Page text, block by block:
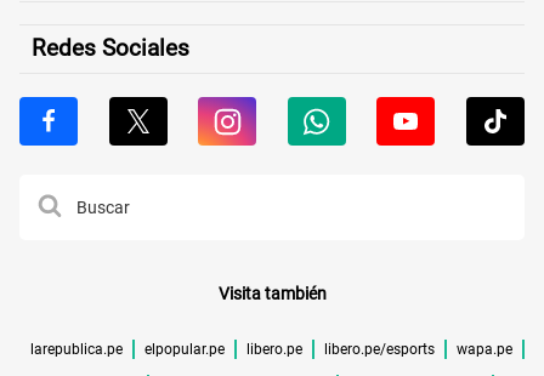
Redes Sociales
Visita también
larepublica.pe elpopular.pe libero.pe libero.pe/esports wapa.pe